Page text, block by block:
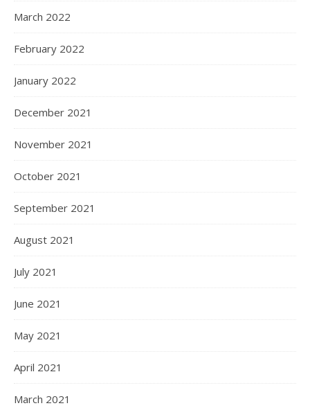
March 2022
February 2022
January 2022
December 2021
November 2021
October 2021
September 2021
August 2021
July 2021
June 2021
May 2021
April 2021
March 2021